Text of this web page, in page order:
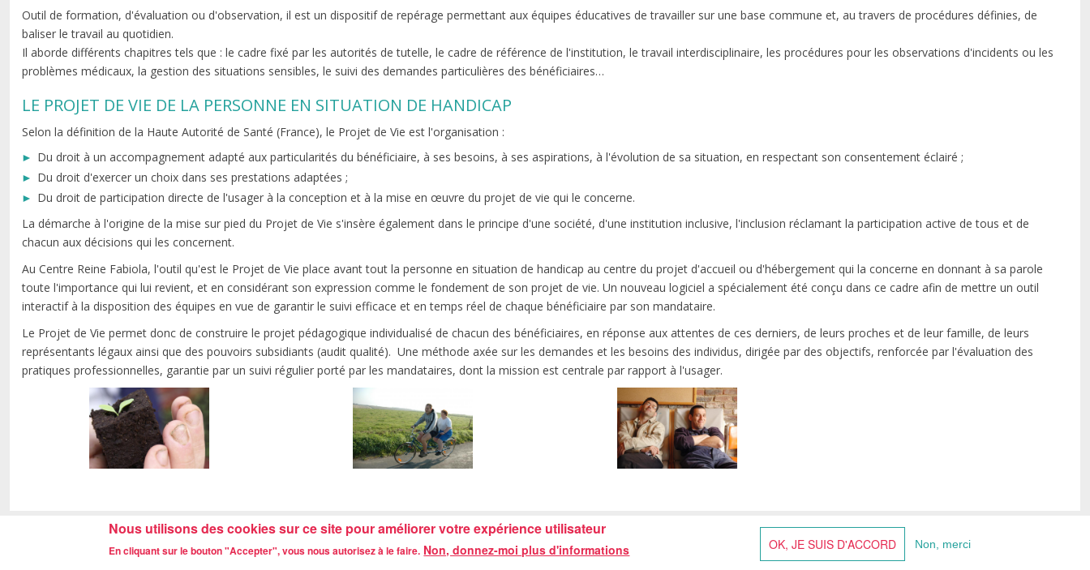
Outil de formation, d'évaluation ou d'observation, il est un dispositif de repérage permettant aux équipes éducatives de travailler sur une base commune et, au travers de procédures définies, de
baliser le travail au quotidien.
Il aborde différents chapitres tels que : le cadre fixé par les autorités de tutelle, le cadre de référence de l'institution, le travail interdisciplinaire, les procédures pour les observations d'incidents ou les
problèmes médicaux, la gestion des situations sensibles, le suivi des demandes particulières des bénéficiaires…
LE PROJET DE VIE DE LA PERSONNE EN SITUATION DE HANDICAP
Selon la définition de la Haute Autorité de Santé (France), le Projet de Vie est l'organisation :
Du droit à un accompagnement adapté aux particularités du bénéficiaire, à ses besoins, à ses aspirations, à l'évolution de sa situation, en respectant son consentement éclairé ;
Du droit d'exercer un choix dans ses prestations adaptées ;
Du droit de participation directe de l'usager à la conception et à la mise en œuvre du projet de vie qui le concerne.
La démarche à l'origine de la mise sur pied du Projet de Vie s'insère également dans le principe d'une société, d'une institution inclusive, l'inclusion réclamant la participation active de tous et de
chacun aux décisions qui les concernent.
Au Centre Reine Fabiola, l'outil qu'est le Projet de Vie place avant tout la personne en situation de handicap au centre du projet d'accueil ou d'hébergement qui la concerne en donnant à sa parole
toute l'importance qui lui revient, et en considérant son expression comme le fondement de son projet de vie. Un nouveau logiciel a spécialement été conçu dans ce cadre afin de mettre un outil
interactif à la disposition des équipes en vue de garantir le suivi efficace et en temps réel de chaque bénéficiaire par son mandataire.
Le Projet de Vie permet donc de construire le projet pédagogique individualisé de chacun des bénéficiaires, en réponse aux attentes de ces derniers, de leurs proches et de leur famille, de leurs
représentants légaux ainsi que des pouvoirs subsidiants (audit qualité). Une méthode axée sur les demandes et les besoins des individus, dirigée par des objectifs, renforcée par l'évaluation des
pratiques professionnelles, garantie par un suivi régulier porté par les mandataires, dont la mission est centrale par rapport à l'usager.
Centre Reine Fabiola, rue de Neufvilles 455 - 7063 Neufvilles -Tél. 067/33.02.25-Fax. 067/33.38.32
Nous utilisons des cookies sur ce site pour améliorer votre expérience utilisateur
En cliquant sur le bouton "Accepter", vous nous autorisez à le faire. Non, donnez-moi plus d'informations OK, JE SUIS D'ACCORD Non, merci